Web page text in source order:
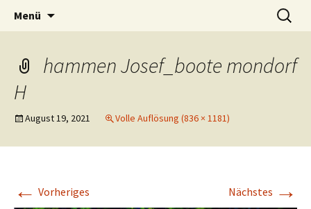
Ausstellung
ERA Ausstellungen
Menü
Suche
nach:
hammen Josef_boote mondorf
H
August 19, 2021 Volle Auflösung (836 × 1181)
← Vorheriges Nächstes →